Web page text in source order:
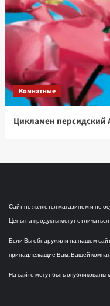
Комнатные
Цикламен персидский
Сайт не является магазином и не
Цены на продукты могут отличаться
Если Вы обнаружили на нашем
принадлежащие Вам, Вашей
На сайте могут быть